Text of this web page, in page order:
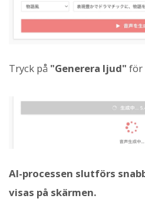
Tryck på "Generera ljud" för
AI-processen slutförs
visas på skärmen.